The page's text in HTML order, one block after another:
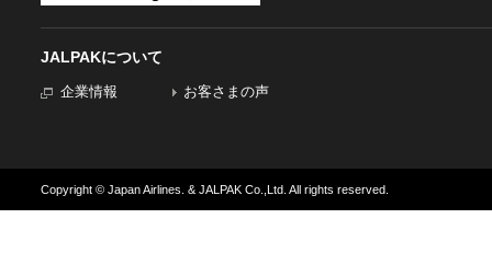
JALPAKについて
企業情報 お客さまの声
Copyright © Japan Airlines. & JALPAK Co.,Ltd. All rights reserved.